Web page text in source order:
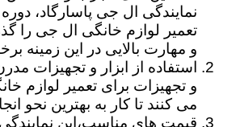
نمایندگی ال جی پاسارگاد،
تعمیر لوازم خانگی ال جی را
و مهارت بالایی در این زمینه
استفاده از ابزار و تجهیزات
و تجهیزات برای تعمیر لوازم
می کنند تا کار به بهترین نحو
قیمت های مناسب،این